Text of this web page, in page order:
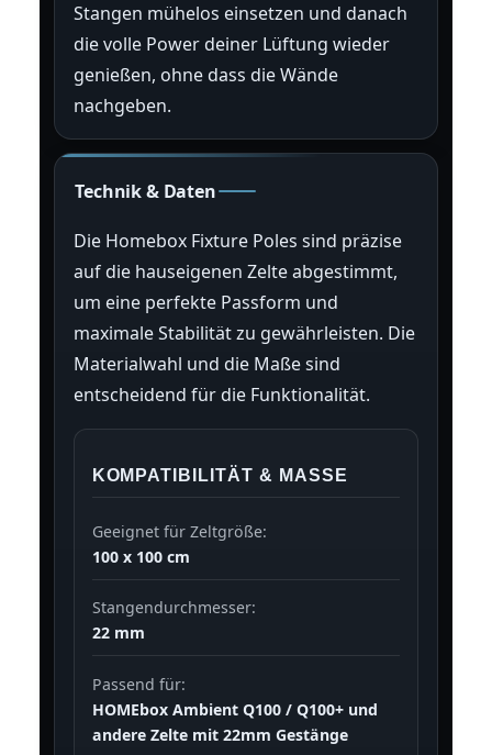
Stangen mühelos einsetzen und danach
die volle Power deiner Lüftung wieder
genießen, ohne dass die Wände
nachgeben.
Technik & Daten
Die Homebox Fixture Poles sind präzise
auf die hauseigenen Zelte abgestimmt,
um eine perfekte Passform und
maximale Stabilität zu gewährleisten. Die
Materialwahl und die Maße sind
entscheidend für die Funktionalität.
KOMPATIBILITÄT & MASSE
Geeignet für Zeltgröße:
100 x 100 cm
Stangendurchmesser:
22 mm
Passend für:
HOMEbox Ambient Q100 / Q100+ und
andere Zelte mit 22mm Gestänge